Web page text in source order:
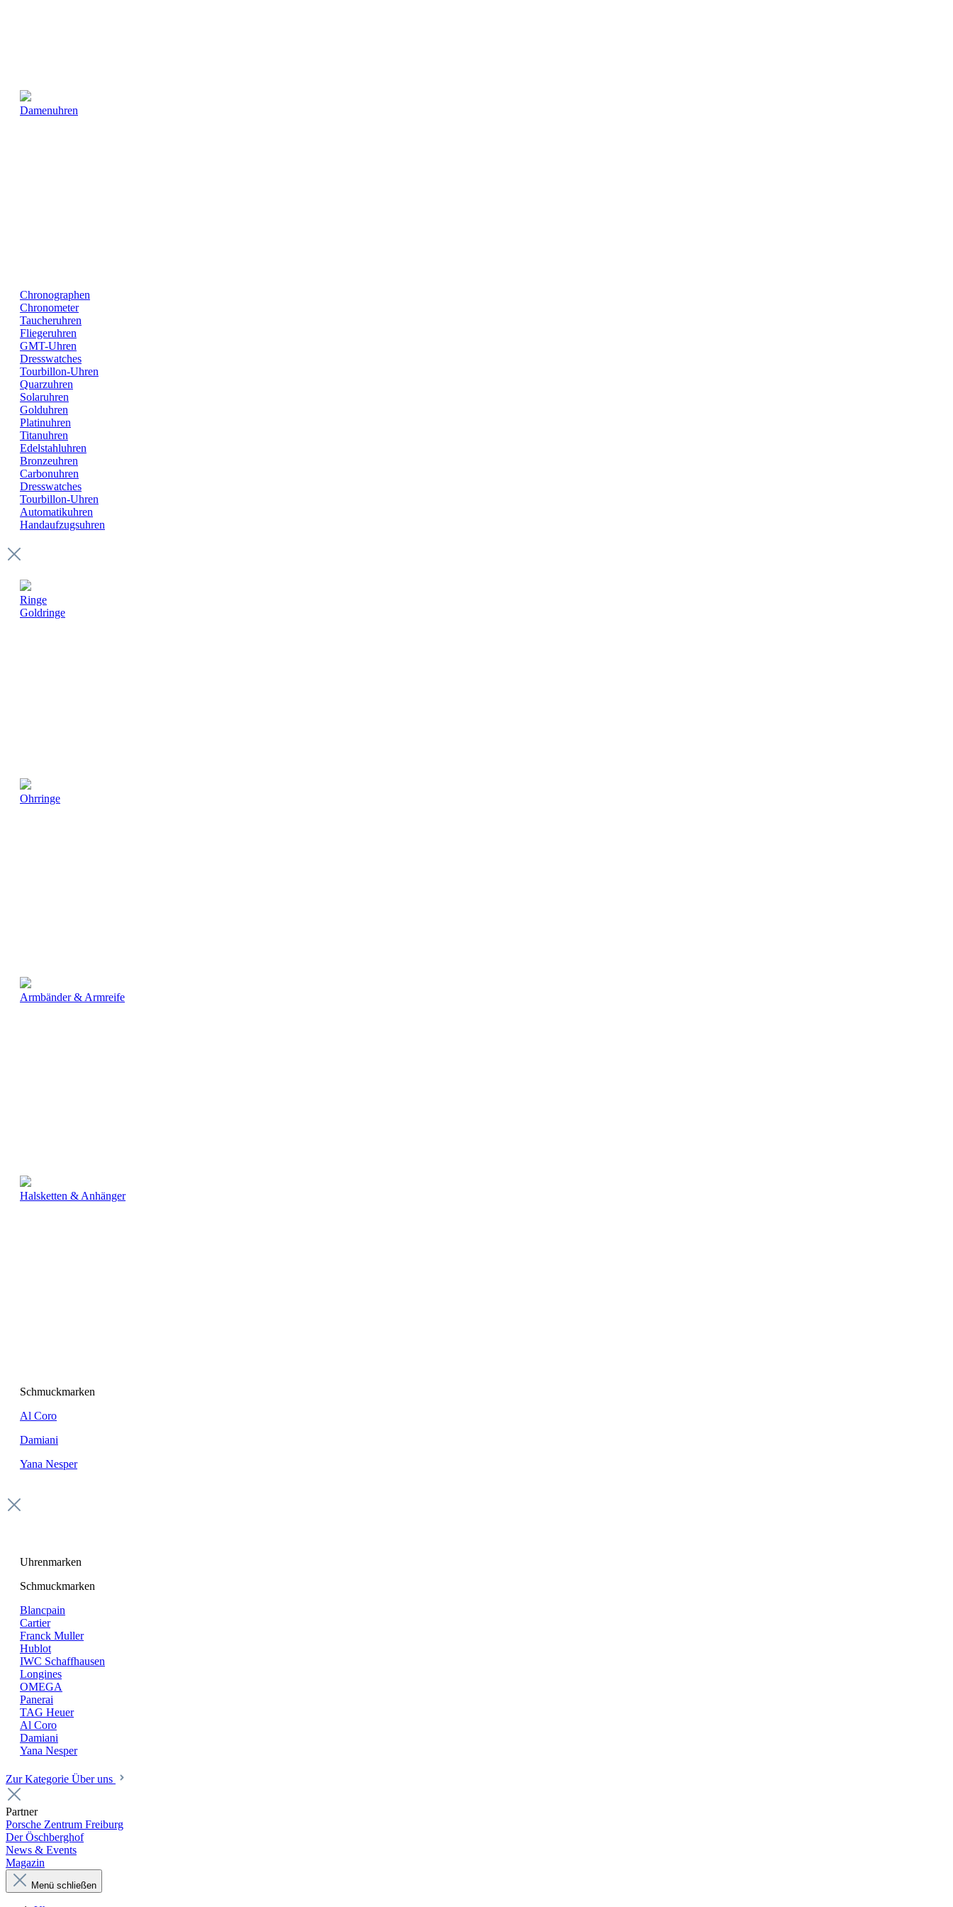
Damenuhren
Chronographen
Chronometer
Taucheruhren
Fliegeruhren
GMT-Uhren
Dresswatches
Tourbillon-Uhren
Quarzuhren
Solaruhren
Golduhren
Platinuhren
Titanuhren
Edelstahluhren
Bronzeuhren
Carbonuhren
Dresswatches
Tourbillon-Uhren
Automatikuhren
Handaufzugsuhren
Ringe
Goldringe
Ohrringe
Armbänder & Armreife
Halsketten & Anhänger
Schmuckmarken
Al Coro
Damiani
Yana Nesper
Uhrenmarken
Schmuckmarken
Blancpain
Cartier
Franck Muller
Hublot
IWC Schaffhausen
Longines
OMEGA
Panerai
TAG Heuer
Al Coro
Damiani
Yana Nesper
Zur Kategorie Über uns
Partner
Porsche Zentrum Freiburg
Der Öschberghof
News & Events
Magazin
Menü schließen